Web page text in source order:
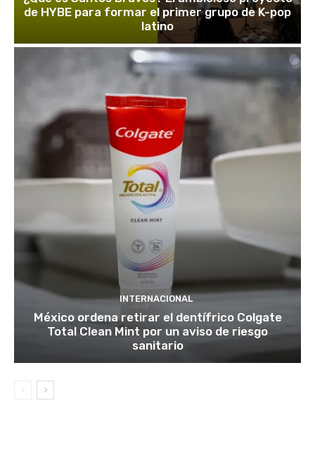
de HYBE para formar el primer grupo de K-pop
latino
INTERNACIONAL
México ordena retirar el dentífrico Colgate
Total Clean Mint por un aviso de riesgo
sanitario